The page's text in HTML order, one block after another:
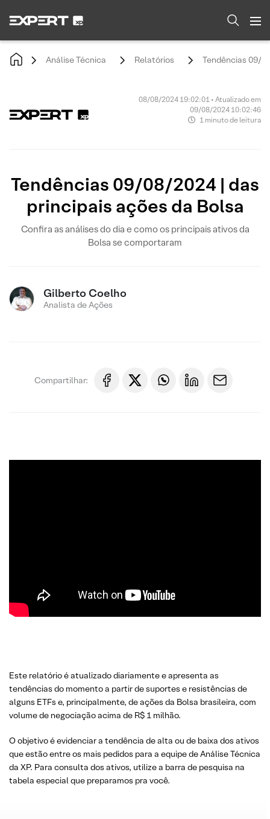
Análise Técnica Relatórios Tendências 09/
08/08/2024 19:02:01 • Atualizado em
09/08/2024 10:02:46
1 minuto de leitura
Tendências 09/08/2024 | das
principais ações da Bolsa
Confira as análises do dia e como os principais ativos da
Bolsa se comportaram
Gilberto Coelho
Analista de Ações
Compartilhar:
Este relatório é atualizado diariamente e apresenta as
tendências do momento a partir de suportes e resistências de
alguns ETFs e, principalmente, de ações da Bolsa brasileira, com
volume de negociação acima de R$ 1 milhão.
O objetivo é evidenciar a tendência de alta ou de baixa dos ativos
que estão entre os mais pedidos para a equipe de Análise Técnica
da XP. Para consulta dos ativos, utilize a barra de pesquisa na
tabela especial que preparamos pra você.